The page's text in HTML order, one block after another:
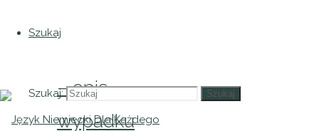
Szukaj
Szukaj: Szukaj
– opis
wypadku